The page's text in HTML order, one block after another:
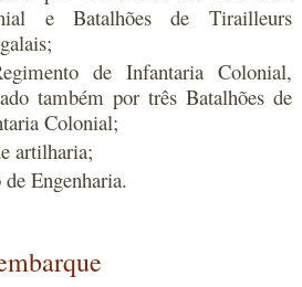
e Batalhões de Tirailleurs
de Infantaria Colonial,
também por três Batalhões de
Colonial;
artilharia;
Engenharia.